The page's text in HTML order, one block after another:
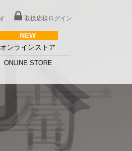
取扱店様ログイン
オンラインストア
ONLINE STORE